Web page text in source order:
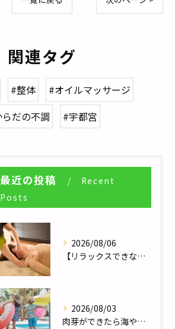
関連タグ
#整体
#オイルマッサージ
だの不調
#宇都宮
最近の投稿
Recent
Posts
2026/08/06
【リラックスできない人へ】体が休まらない本当の理由とは？／自律神経調整サロンHararie〜はらりえ〜
2026/08/03
肉芽ができたら海やプールは大丈夫？夏のレジャー前に知っておきたい注意点／巻き爪補正２４栃木フットケアセンター宇都宮店